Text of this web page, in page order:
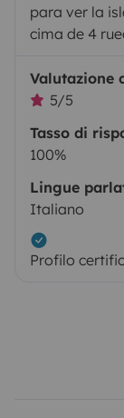
para ver la
cima de 4
Valutazione
5/5
Tasso di
100%
Lingue
Italiano
Profilo